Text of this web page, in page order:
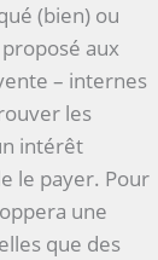
(bien) ou
aux
– internes
les
intérêt
le payer. Pour
une
que des